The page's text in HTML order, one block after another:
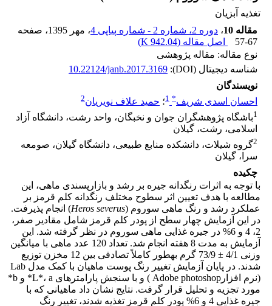
تغذیه آبزیان
مقاله 10
، دوره 2، شماره 2 - شماره پیاپی 4 ، مهر 1395
، صفحه
57-67
اصل مقاله (942.04 K
)
نوع مقاله: مقاله پژوهشی
شناسه دیجیتال (DOI):
10.22124/janb.2017.3169
نویسندگان
احسان اسدی شریف*
1؛ حمید علاف نویریان2
1باشگاه پژوهشگران جوان و نخبگان، واحد رشت، دانشگاه آزاد
اسلامی، رشت، گیلان
2گروه شیلات، دانشکده منابع طبیعی، دانشگاه گیلان، صومعه
سرا، گیلان
چکیده
با توجه به اثرات رنگدانه جیره بر رشد و بازار­پسندی ماهی، این
مطالعه با هدف تعیین اثر سطوح مختلف رنگدانه کلم قرمز بر
عملکرد رشد و رنگ ماهی سوروم (Heros severus) انجام پذیرفت.
در این آزمایش چهار سطح از پودر کلم قرمز شامل مقادیر صفر،
2، 4 و 6% در جیره غذایی ماهی سوروم در نظر گرفته شد. این
آزمایش به مدت 8 هفته انجام شد. تعداد 120 عدد ماهی با میانگین
وزنی 4/1 ± 73/9 گرم به­طور کاملاً تصادفی بین 12 مخزن توزیع
شدند. در پایان آزمایش تغییر رنگ پوست ماهیان با کمک مدل Lab
(نرم افزارAdobe photoshop ) و با سنجش پارامترهای L*، a* و b*
مورد تجزیه و تحلیل قرار گرفت. نتایج نشان داد ماهیانی که با
جیره غذایی 4 و 6% پودر کلم قرمز تغذیه شدند، تغییر رنگ